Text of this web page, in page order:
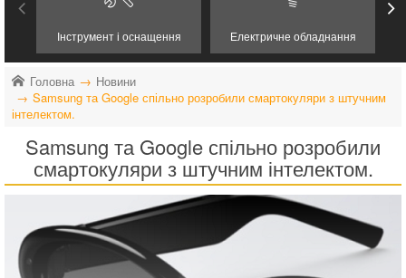
Інструмент і оснащення Електричне обладнання
Головна
Новини
Samsung та Google спільно розробили смартокуляри з штучним
інтелектом.
Samsung та Google спільно розробили
смартокуляри з штучним інтелектом.